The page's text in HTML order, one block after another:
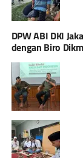
DPW ABI DKI
dengan Biro